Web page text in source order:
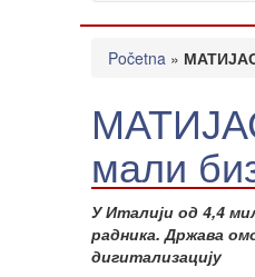
Početna »
мали
У Италији од 4,4
радника. Држава
дигитализацију